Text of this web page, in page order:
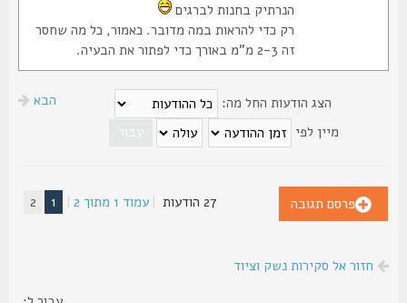
הנרתיק בחנות לברגים
רק כדי להראות במה מדובר. כאמור, כל מה שחסר
הצג הודעות החל מה:
מיין לפי
פרסם תגובה |עמוד1מתוך2
|
1
חזור אל סקירות נשק וציוד